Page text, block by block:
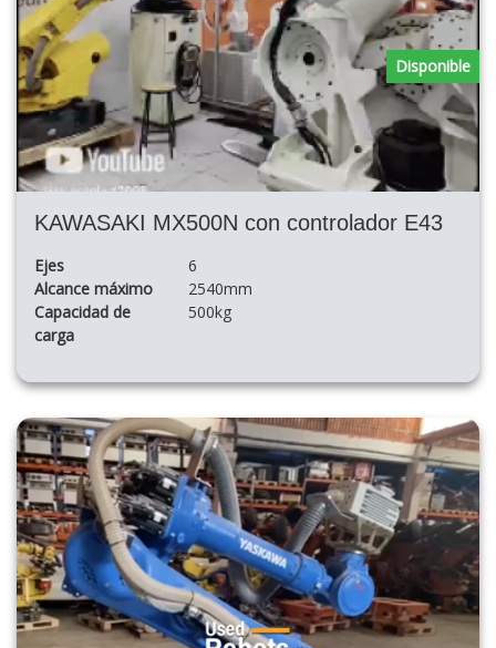
KAWASAKI MX500N con controlador E43
Ejes
6
Alcance máximo
2540mm
Capacidad de
carga
500kg
Disponible